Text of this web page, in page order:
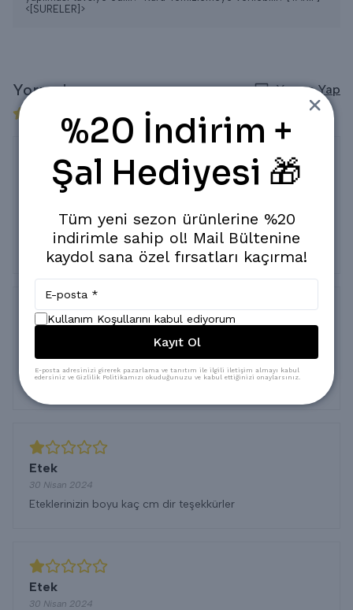
<[SURELER]>
Yorumlar Yorum Yap
11 değerlendirmeye göre
Memnuniyet
İ.
Satın Alınmış
Fiyat ve kalite her anlamda süper👍🏼
Çok iyi
Esra
İ.
Etek
30 Nisan 2024
Eteklerinizin boyu kaç cm dir teşekkürler
Etek
30 Nisan 2024
%20 İndirim +
Şal Hediyesi 🎁
Tüm yeni sezon ürünlerine %20
indirimle sahip ol! Mail Bültenine
kaydol sana özel fırsatları kaçırma!
Kullanım Koşullarını kabul ediyorum
Kayıt Ol
E-posta adresinizi girerek pazarlama ve tanıtım ile ilgili iletişim almayı kabul
edersiniz ve Gizlilik Politikamızı okuduğunuzu ve kabul ettiğinizi onaylarsınız.